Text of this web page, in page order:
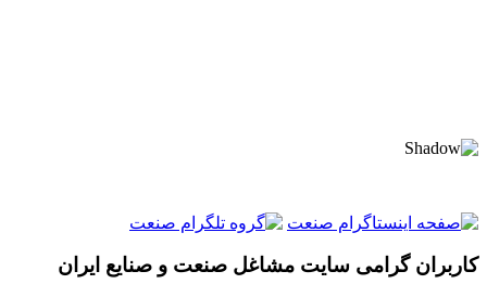
کاربران گرامی سایت مشاغل صنعت و صنایع ایران